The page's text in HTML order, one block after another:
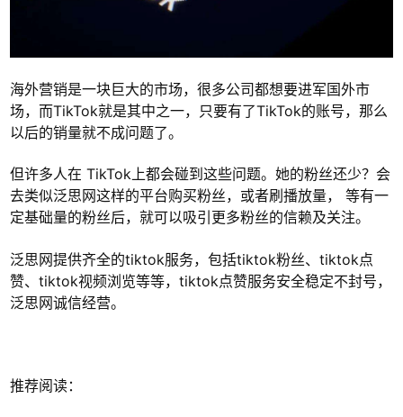
海外营销是一块巨大的市场，很多公司都想要进军国外市
场，而TikTok就是其中之一，只要有了TikTok的账号，那么
以后的销量就不成问题了。
但许多人在 TikTok上都会碰到这些问题。她的粉丝还少？会
去类似泛思网这样的平台购买粉丝，或者刷播放量， 等有一
定基础量的粉丝后，就可以吸引更多粉丝的信赖及关注。
泛思网提供齐全的tiktok服务，包括tiktok粉丝、tiktok点
赞、tiktok视频浏览等等，tiktok点赞服务安全稳定不封号，
泛思网诚信经营。
推荐阅读：